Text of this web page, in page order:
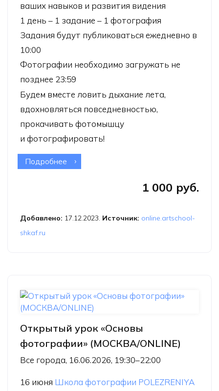
ваших навыков и развития видения
1 день – 1 задание – 1 фотография
Задания будут публиковаться ежедневно в
10:00
Фотографии необходимо загружать не
позднее 23:59
Будем вместе ловить дыхание лета,
вдохновляться повседневностью,
прокачивать фотомышцу
и фотографировать!
Подробнее о Летний фотомарафон
1 000 руб.
Добавлено: 17.12.2023. Источник: online.artschool-
shkaf.ru
Открытый урок «Основы
фотографии» (МОСКВА/ONLINE)
Все города, 16.06.2026, 19:30–22:00
16 июня Школа фотографии POLEZRENIYA